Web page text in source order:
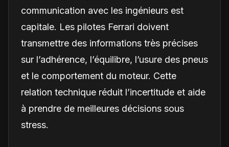
communication avec les ingénieurs est
capitale. Les pilotes Ferrari doivent
transmettre des informations très précises
sur l’adhérence, l’équilibre, l’usure des pneus
et le comportement du moteur. Cette
relation technique réduit l’incertitude et aide
à prendre de meilleures décisions sous
stress.